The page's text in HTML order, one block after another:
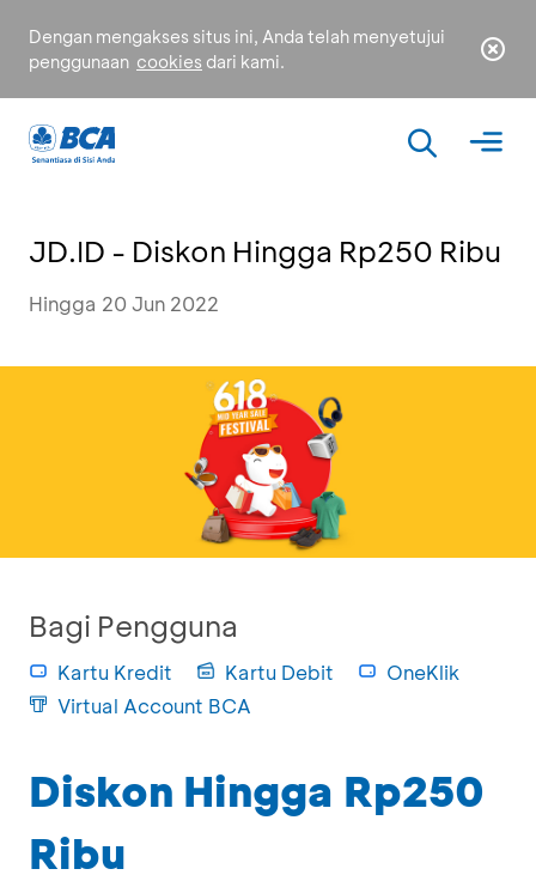
Dengan mengakses situs ini, Anda telah menyetujui
penggunaan cookies dari kami.
JD.ID - Diskon Hingga Rp250 Ribu
Hingga 20 Jun 2022
Bagi Pengguna
Kartu Kredit Kartu Debit
OneKlik
Virtual Account BCA
Diskon Hingga Rp250
Ribu